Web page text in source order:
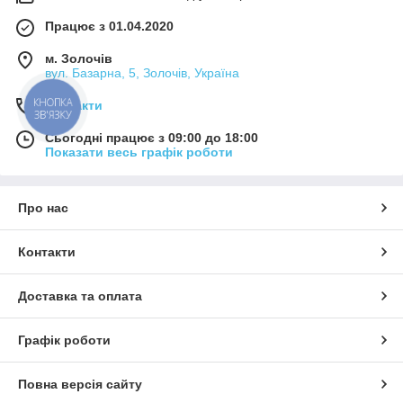
Працює з 01.04.2020
м. Золочів
вул. Базарна, 5, Золочів, Україна
Контакти
Сьогодні працює з 09:00 до 18:00
Показати весь графік роботи
Про нас
Контакти
Доставка та оплата
Графік роботи
Повна версія сайту
КНОПКА
ЗВ'ЯЗКУ